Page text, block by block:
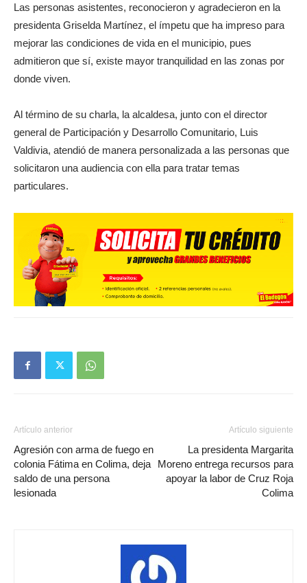
Las personas asistentes, reconocieron y agradecieron en la
presidenta Griselda Martínez, el ímpetu que ha impreso para
mejorar las condiciones de vida en el municipio, pues
admitieron que sí, existe mayor tranquilidad en las zonas por
donde viven.
Al término de su charla, la alcaldesa, junto con el director
general de Participación y Desarrollo Comunitario, Luis
Valdivia, atendió de manera personalizada a las personas que
solicitaron una audiencia con ella para tratar temas
particulares.
Artículo anterior
Agresión con arma de fuego en
colonia Fátima en Colima, deja
saldo de una persona
lesionada
Artículo siguiente
La presidenta Margarita
Moreno entrega recursos para
apoyar la labor de Cruz Roja
Colima